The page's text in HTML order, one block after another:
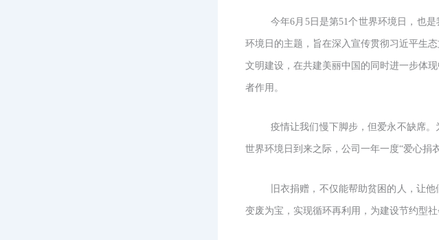
今年6月5日是第51个世界环境日，也
环境日的主题，旨在深入宣传贯彻习近平生
文明建设，在共建美丽中国的同时进一步体
者作用。
疫情让我们慢下脚步，但爱永不缺席
世界环境日到来之际，公司一年一度“爱心捐
旧衣捐赠，不仅能帮助贫困的人，让
变废为宝，实现循环再利用，为建设节约型